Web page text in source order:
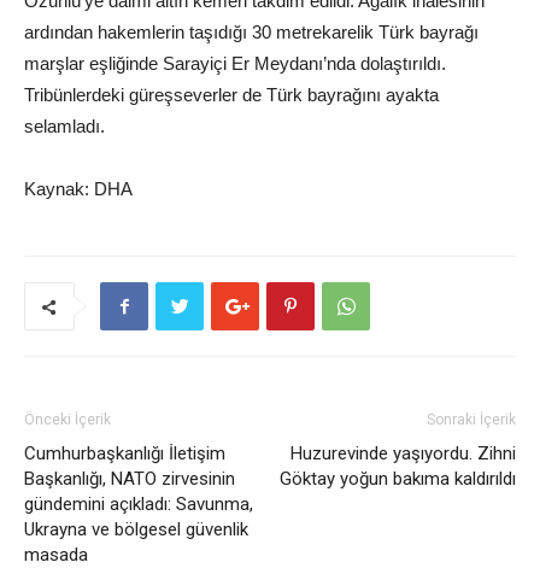
ardından hakemlerin taşıdığı 30 metrekarelik Türk bayrağı
marşlar eşliğinde Sarayiçi Er Meydanı’nda dolaştırıldı.
Tribünlerdeki güreşseverler de Türk bayrağını ayakta
selamladı.
Kaynak: DHA
Önceki İçerik
Cumhurbaşkanlığı İletişim
Başkanlığı, NATO zirvesinin
gündemini açıkladı: Savunma,
Ukrayna ve bölgesel güvenlik
masada
Sonraki İçerik
Huzurevinde yaşıyordu. Zihni
Göktay yoğun bakıma kaldırıldı